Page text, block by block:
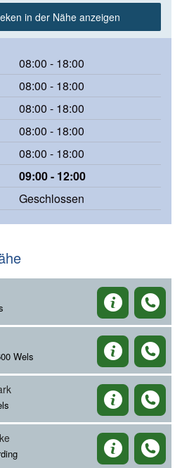
in der Nähe anzeigen
08:00 - 18:00
08:00 - 18:00
08:00 - 18:00
08:00 - 18:00
08:00 - 18:00
09:00 - 12:00
Geschlossen
Wels